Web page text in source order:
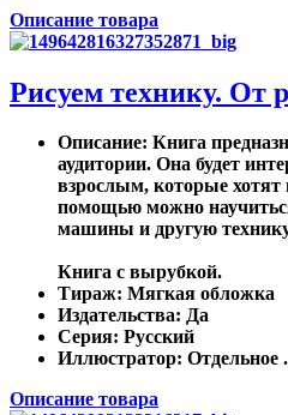
Описание товара
Рисуем технику. От
Описание: Книга
аудитории. Она будет
взрослым, которые хотят
помощью можно
машины и другую
Книга с вырубкой.
Тираж: Мягкая обложка
Издательства: Да
Серия: Русский
Иллюстратор: Отдельное
Описание товара